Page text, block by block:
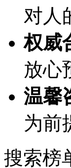
对人
权威
放心
温馨
为前
搜索榜